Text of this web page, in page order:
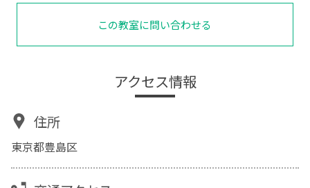
この教室に問い合わせる
アクセス情報
住所
東京都豊島区